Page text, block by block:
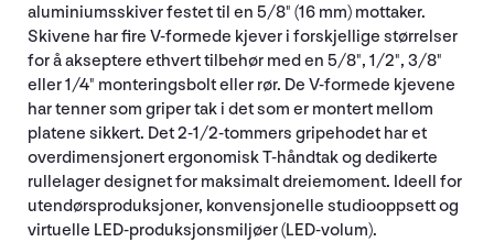
aluminiumsskiver festet til en 5/8" (16 mm) mottaker.
Skivene har fire V-formede kjever i forskjellige størrelser
for å akseptere ethvert tilbehør med en 5/8", 1/2", 3/8"
eller 1/4" monteringsbolt eller rør. De V-formede kjevene
har tenner som griper tak i det som er montert mellom
platene sikkert. Det 2-1/2-tommers gripehodet har et
overdimensjonert ergonomisk T-håndtak og dedikerte
rullelager designet for maksimalt dreiemoment. Ideell for
utendørsproduksjoner, konvensjonelle studiooppsett og
virtuelle LED-produksjonsmiljøer (LED-volum).